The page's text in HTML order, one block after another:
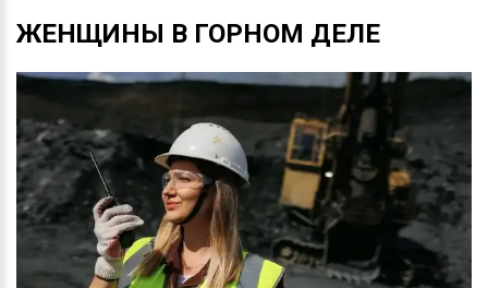
ЖЕНЩИНЫ В ГОРНОМ ДЕЛЕ